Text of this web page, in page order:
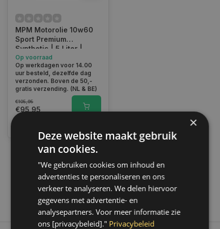
MPM Motorolie 10w60
Sport Premium
Synthetic | 5 Liter |
05005R
Op voorraad
Op werkdagen voor 14.00
uur besteld, dezelfde dag
verzonden. Boven de 50,-
gratis verzending. (NL & BE)
€105,95
€95,95
1
×
Deze website maakt gebruik
van cookies.
"We gebruiken cookies om inhoud en
advertenties te personaliseren en ons
verkeer te analyseren. We delen hiervoor
gegevens met advertentie- en
analysepartners. Voor meer informatie zie
ons [privacybeleid]." Privacybeleid